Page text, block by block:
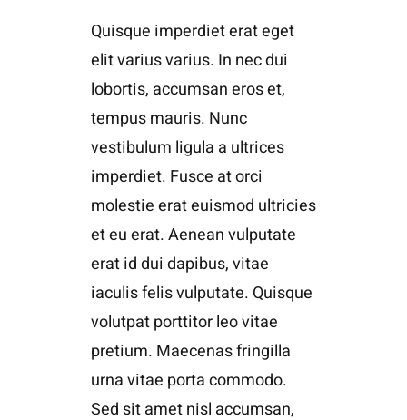
Quisque imperdiet erat eget
elit varius varius. In nec dui
lobortis, accumsan eros et,
tempus mauris. Nunc
vestibulum ligula a ultrices
imperdiet. Fusce at orci
molestie erat euismod ultricies
et eu erat. Aenean vulputate
erat id dui dapibus, vitae
iaculis felis vulputate. Quisque
volutpat porttitor leo vitae
pretium. Maecenas fringilla
urna vitae porta commodo.
Sed sit amet nisl accumsan,